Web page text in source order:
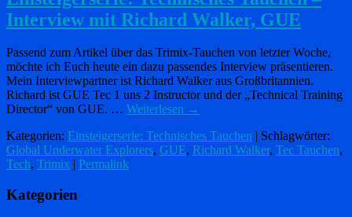
Interview mit Richard Walker, GUE
Passend zum Artikel über das Trimix-Tauchen von letzter Woche,
möchte ich Euch heute ein dazu passendes Interview präsentieren.
Mein Interviewpartner ist Richard Walker aus Großbritannien.
Richard ist GUE Tec 1 uns 2 Instructor und der „Technical Training
Director“ von GUE. … Weiterlesen →
Kategorien: Einsteigerserie: Technisches Tauchen | Schlagwörter:
Global Underwater Explorers, GUE, Richard Walker, Tec Tauchen,
Tech, Trimix Permalink
Kategorien